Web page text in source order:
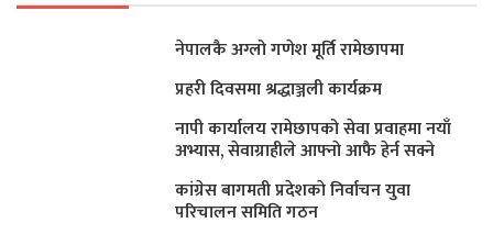
नेपालकै अग्लो गणेश मूर्ति रामेछापमा
प्रहरी दिवसमा श्रद्धाञ्जली कार्यक्रम
नापी कार्यालय रामेछापको सेवा प्रवाहमा नयाँ
अभ्यास, सेवाग्राहीले आफ्नाे आफै हेर्न सक्ने
कांग्रेस बागमती प्रदेशकाे निर्वाचन युवा
परिचालन समिति गठन